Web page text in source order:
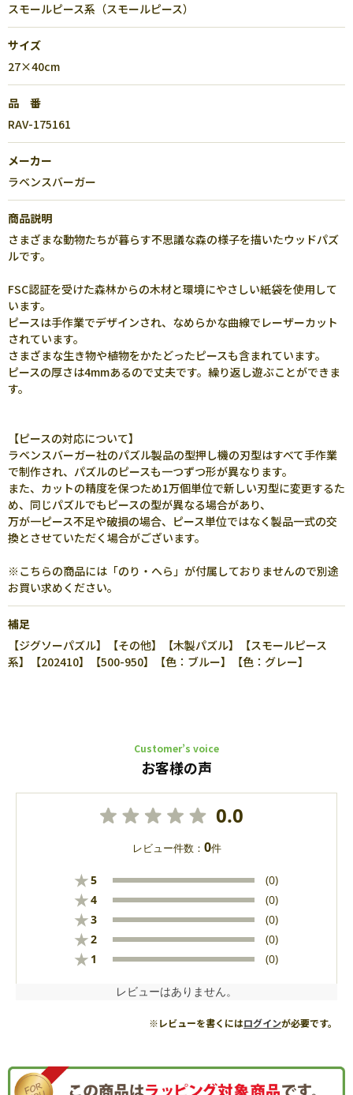
スモールピース系（スモールピース）
サイズ
27×40cm
品 番
RAV-175161
メーカー
ラベンスバーガー
商品説明
さまざまな動物たちが暮らす不思議な森の様子を描いたウッドパズ
ルです。
FSC認証を受けた森林からの木材と環境にやさしい紙袋を使用して
います。
ピースは手作業でデザインされ、なめらかな曲線でレーザーカット
されています。
さまざまな生き物や植物をかたどったピースも含まれています。
ピースの厚さは4mmあるので丈夫です。繰り返し遊ぶことができま
す。
【ピースの対応について】
ラベンスバーガー社のパズル製品の型押し機の刃型はすべて手作業
で制作され、パズルのピースも一つずつ形が異なります。
また、カットの精度を保つため1万個単位で新しい刃型に変更するた
め、同じパズルでもピースの型が異なる場合があり、
万が一ピース不足や破損の場合、ピース単位ではなく製品一式の交
換とさせていただく場合がございます。
※こちらの商品には「のり・へら」が付属しておりませんので別途
お買い求めください。
補足
【ジグソーパズル】【その他】【木製パズル】【スモールピース
系】【202410】【500-950】【色：ブルー】【色：グレー】
Customer’s voice
お客様の声
0.0
レビュー件数： 0件
★5 (0)
★4 (0)
★3 (0)
★2 (0)
★ 1 (0)
レビューはありません。
※レビューを書くにはログインが必要です。